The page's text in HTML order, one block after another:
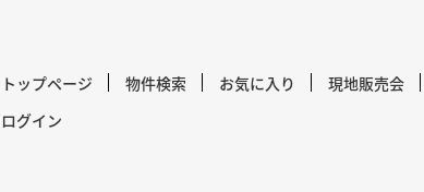
トップページ 物件検索 お気に入り 現地販売会
ログイン